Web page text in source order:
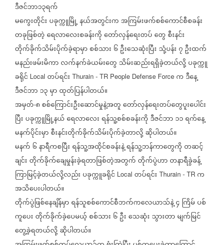
ဒီဇင်ဘာ၁၃ရက်
မကွေးတိုင်းပခုက္ကူမြို့နယ်အတွင်းကအကြမ်းဖက်စစ်‌ကောင်စီစခန်း
တခုဖြစ်တဲ့ရေလာလေးစခန်းကိုတော်လှန်ရေးတပ်တွေစီးနင်း
တိုက်ခိုက်သိမ်းပိုက်ခဲ့ရာမှာစစ်သား ၆ဦးသေဆုံးပြီး သုံ့ပန်း၇ဦးထက်
မနည်းဖမ်းမိကာလက်နက်ခဲယမ်းတွေ သိမ်းဆည်းရရှိခဲ့တယ်လို့ပခုက္ကူ
ခရိုင် Local တပ်ရင်း Thurain - TR People Defense Force ကဒီနေ့
ဒီဇင်ဘာ၁၃မှာထုတ်ပြန်ပါတယ်။
အမှတ်-၈စစ်ကြောင်းဦးဆောင်မှုနဲ့အတူတော်လှန်ရေးတပ်တွေပူးပေါင်း
ပြီးပခုက္ကူမြို့နယ်ရေလာလေးရန်သူ့စစ်စခန်းကိုဒီဇင်ဘာ၁၁ရက်နေ့
မနက်ပိုင်းမှာစီးနင်းတိုက်ခိုက်သိမ်းပိုက်ခဲ့တာလို့ဆိုပါတယ်။
မနက် ၆နာရီကစပြီးရန်သူ့အထိုင်စခန်းနဲ့ရန်သူ့ဘန်ကာတွေကိုတဆင့်
ချင်းတိုက်ခိုက်ချေမှုန်းခဲ့ရတာဖြစ်တဲ့အတွက်တိုက်ပွဲဟာတနာရီခွဲခန့်
ကြာမြင့်ခဲ့တယ်လို့လည်းပခုက္ကူခရိုင် Local တပ်ရင်း Thurain - TR က
အသိပေးပါတယ်။
တိုက်ပွဲဖြစ်နေချိန်မှာရန်သူစစ်ကောင်စီဘက်ကလေယာသ်နဲ့၄ ကြိမ်ပစ်
ကူပေးတိုက်ခိုက်ခဲ့ပေမယ့်စစ်သား ၆ဦးသေဆုံး သွားတာမျက်မြင်
တွေ့ခဲ့ရတယ်လို့ဆိုပါတယ်။